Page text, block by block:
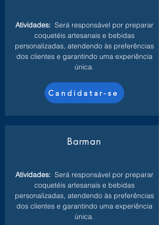
Atividades: Será responsável por preparar
coquetéis artesanais e bebidas
personalizadas, atendendo às preferências
dos clientes e garantindo uma experiência
única.
Candidatar-se
Barman
Atividades: Será responsável por preparar
coquetéis artesanais e bebidas
personalizadas, atendendo às preferências
dos clientes e garantindo uma experiência
única.